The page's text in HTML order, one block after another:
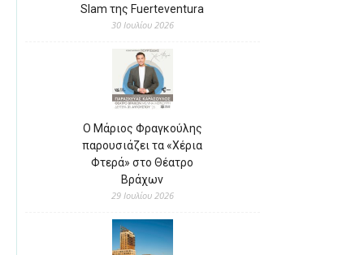
Slam της Fuerteventura
30 Ιουλίου 2026
Ο Μάριος Φραγκούλης
παρουσιάζει τα «Χέρια
Φτερά» στο Θέατρο
Βράχων
29 Ιουλίου 2026